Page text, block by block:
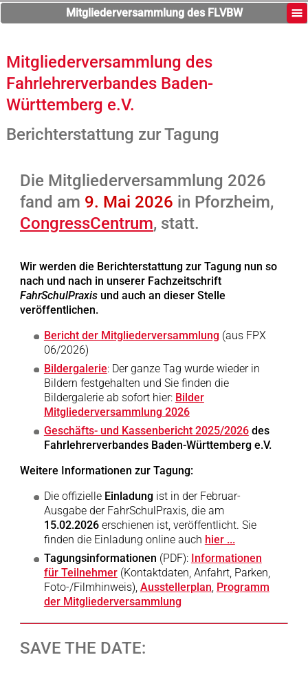
Mitgliederversammlung des FLVBW
Mitgliederversammlung des
Fahrlehrerverbandes Baden-
Württemberg e.V.
Berichterstattung zur Tagung
Die Mitgliederversammlung 2026
fand am 9. Mai 2026 in Pforzheim,
CongressCentrum, statt.
Wir werden die Berichterstattung zur Tagung nun so
nach und nach in unserer Fachzeitschrift
FahrSchulPraxisund auch an dieser Stelle
veröffentlichen.
Bericht der Mitgliederversammlung (aus FPX
06/2026)
Bildergalerie: Der ganze Tag wurde wieder in
Bildern festgehalten und Sie finden die
Bildergalerie ab sofort hier: Bilder
Mitgliederversammlung 2026
Geschäfts- und Kassenbericht 2025/2026des
Fahrlehrerverbandes Baden-Württemberg e.V.
Weitere Informationen zur Tagung:
Die offizielle Einladung ist in der Februar-
Ausgabe der FahrSchulPraxis, die am
15.02.2026 erschienen ist, veröffentlicht. Sie
finden die Einladung online auch hier ...
Tagungsinformationen (PDF): Informationen
für Teilnehmer(Kontaktdaten, Anfahrt, Parken,
Foto-/Filmhinweis), Ausstellerplan, Programm
der Mitgliederversammlung
SAVE THE DATE: